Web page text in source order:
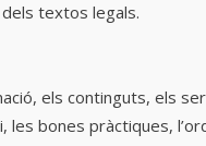
textos legals.
els continguts, els
bones pràctiques,